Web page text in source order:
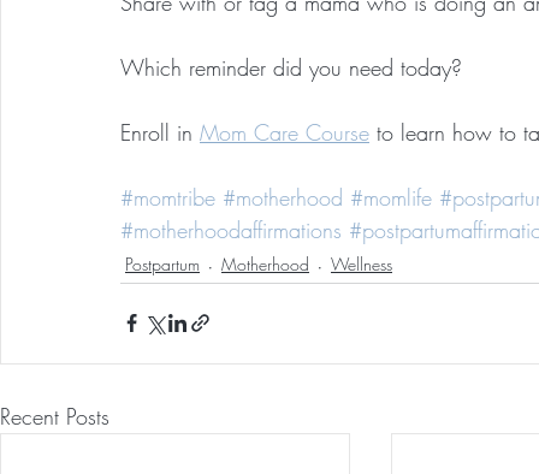
Which reminder did you need today?
Enroll in Mom Care Course to learn how to
#momtribe #motherhood #momlife
#motherhoodaffirmations
Postpartum Motherhood Wellness
Recent Posts